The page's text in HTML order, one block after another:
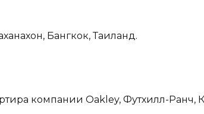
Бангкок, Таиланд.
компании Oakley, Футхилл-